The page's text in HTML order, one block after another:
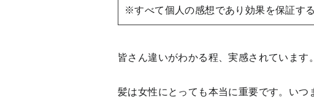
※すべて個人の感想であり効果を保証す
皆さん違いがわかる程、実感されています。
髪は女性にとっても本当に重要です。い